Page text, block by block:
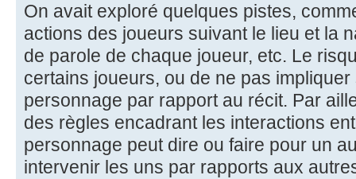
On avait exploré quelques pistes,
actions des joueurs suivant le lieu et la
de parole de chaque joueur, etc. Le
certains joueurs, ou de ne pas
personnage par rapport au récit. Par
des règles encadrant les interactions
personnage peut dire ou faire pour un
intervenir les uns par rapports aux